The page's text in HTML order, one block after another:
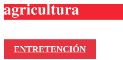
ENTRETENCIÓN